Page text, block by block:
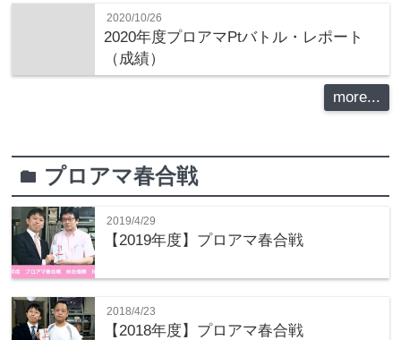
2020/10/26
2020年度プロアマPtバトル・レポート
（成績）
more...
folder プロアマ春合戦
2019/4/29
【2019年度】プロアマ春合戦
2018/4/23
【2018年度】プロアマ春合戦